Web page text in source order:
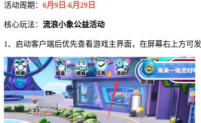
活动周期： 6月9日-6月29日
核心玩法： 流浪小象公益活动
1、启动客户端后优先查看游戏主界面，在屏幕右上方可